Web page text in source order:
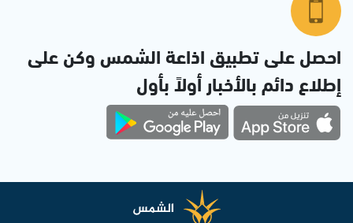
احصل على تطبيق اذاعة الشمس وكن على
إطلاع دائم بالأخبار أولاً بأول